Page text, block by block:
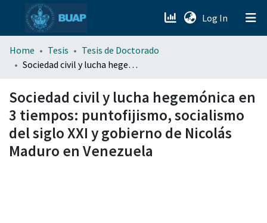
Log In (current)
menu.section.about_menu
Home Tesis
Tesis de Doctorado
Sociedad civil y lucha hegemónica en 3 tiempos: puntofijismo, socialismo del siglo XXI y gobierno de Nicolás Maduro en Venezuela
Sociedad civil y lucha hegemónica en
3 tiempos: puntofijismo, socialismo
del siglo XXI y gobierno de Nicolás
Maduro en Venezuela